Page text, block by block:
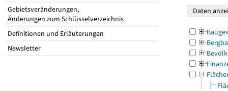
Gebietsveränderungen,
Änderungen zum Schlüsselverzeichnis
Definitionen und Erläuterungen
Newsletter